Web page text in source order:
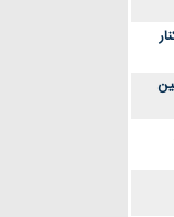
در کنار